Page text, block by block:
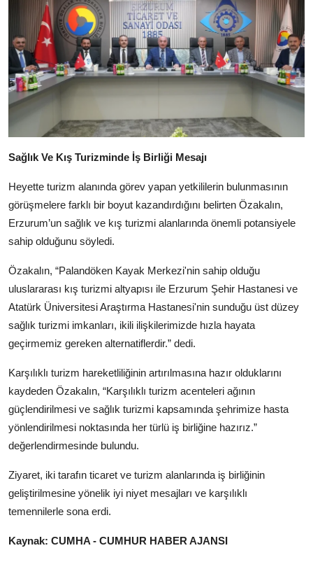
Sağlık Ve Kış Turizminde İş Birliği Mesajı
Heyette turizm alanında görev yapan yetkililerin bulunmasının
görüşmelere farklı bir boyut kazandırdığını belirten Özakalın,
Erzurum’un sağlık ve kış turizmi alanlarında önemli potansiyele
sahip olduğunu söyledi.
Özakalın, “Palandöken Kayak Merkezi'nin sahip olduğu
uluslararası kış turizmi altyapısı ile Erzurum Şehir Hastanesi ve
Atatürk Üniversitesi Araştırma Hastanesi'nin sunduğu üst düzey
sağlık turizmi imkanları, ikili ilişkilerimizde hızla hayata
geçirmemiz gereken alternatiflerdir.” dedi.
Karşılıklı turizm hareketliliğinin artırılmasına hazır olduklarını
kaydeden Özakalın, “Karşılıklı turizm acenteleri ağının
güçlendirilmesi ve sağlık turizmi kapsamında şehrimize hasta
yönlendirilmesi noktasında her türlü iş birliğine hazırız.”
değerlendirmesinde bulundu.
Ziyaret, iki tarafın ticaret ve turizm alanlarında iş birliğinin
geliştirilmesine yönelik iyi niyet mesajları ve karşılıklı
temennilerle sona erdi.
Kaynak: CUMHA - CUMHUR HABER AJANSI